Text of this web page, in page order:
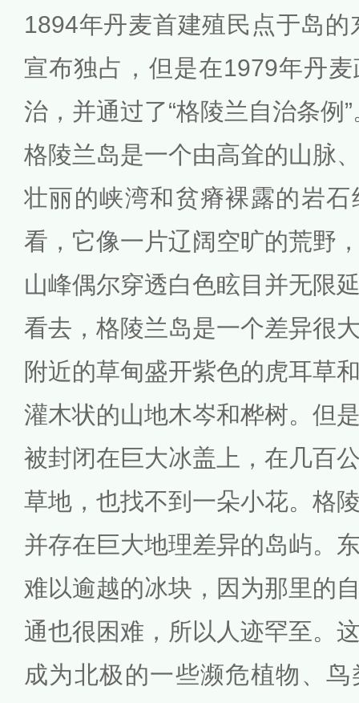
1894年丹麦首建殖民点于岛
宣布独占，但是在1979年丹
治，并通过了“格陵兰自治条例”
格陵兰岛是一个由高耸的山脉
壮丽的峡湾和贫瘠裸露的岩
看，它像一片辽阔空旷的荒野
山峰偶尔穿透白色眩目并无限
看去，格陵兰岛是一个差异很
附近的草甸盛开紫色的虎耳草
灌木状的山地木岑和桦树。但
被封闭在巨大冰盖上，在几百
草地，也找不到一朵小花。格
并存在巨大地理差异的岛屿。
难以逾越的冰块，因为那里的
通也很困难，所以人迹罕至。
成为北极的一些濒危植物、